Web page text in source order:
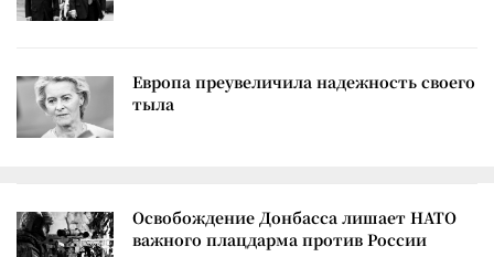
Европа преувеличила надежность своего
тыла
Освобождение Донбасса лишает НАТО
важного плацдарма против России